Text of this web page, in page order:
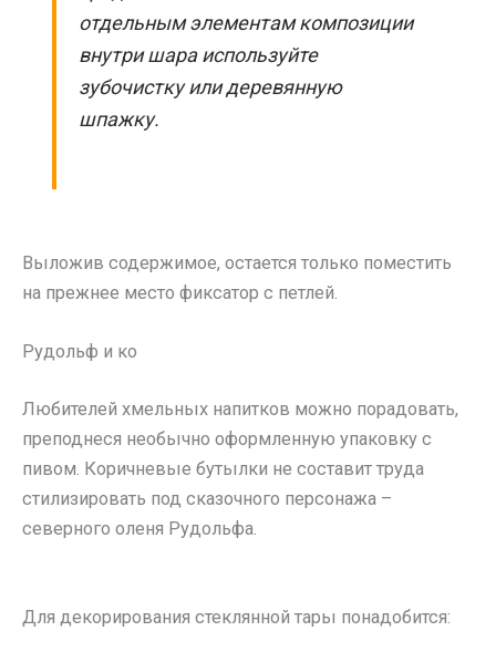
отдельным элементам композиции
внутри шара используйте
зубочистку или деревянную
шпажку.
Выложив содержимое, остается только поместить
на прежнее место фиксатор с петлей.
Рудольф и ко
Любителей хмельных напитков можно порадовать,
преподнеся необычно оформленную упаковку с
пивом. Коричневые бутылки не составит труда
стилизировать под сказочного персонажа –
северного оленя Рудольфа.
Для декорирования стеклянной тары понадобится: